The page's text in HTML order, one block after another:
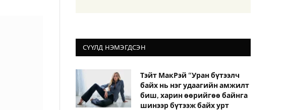
СҮҮЛД НЭМЭГДСЭН
Тэйт МакРэй “Уран бүтээлч
байх нь нэг удаагийн амжилт
биш, харин өөрийгөө байнга
шинээр бүтээж байх урт